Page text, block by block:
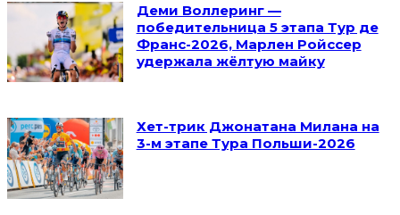
Деми Воллеринг —
победительница 5 этапа Тур де
Франс-2026, Марлен Ройссер
удержала жёлтую майку
Хет-трик Джонатана Милана на
3-м этапе Тура Польши-2026